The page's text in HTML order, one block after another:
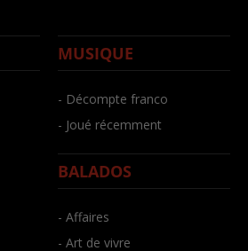
MUSIQUE
- Décompte franco
- Joué récemment
BALADOS
- Affaires
- Art de vivre